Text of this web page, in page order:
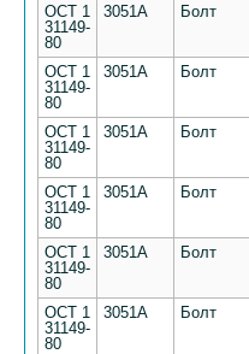
ОСТ 1
31149-
80
3051А Болт
ОСТ 1
31149-
80
3051А Болт
ОСТ 1
31149-
80
3051А Болт
ОСТ 1
31149-
80
3051А Болт
ОСТ 1
31149-
80
3051А Болт
ОСТ 1
31149-
80
3051А Болт